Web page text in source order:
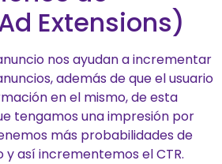
Extensions)
nos ayudan a incrementar
además de que el usuario
en el mismo, de esta
tengamos una impresión por
más probabilidades de
y así incrementemos el CTR.